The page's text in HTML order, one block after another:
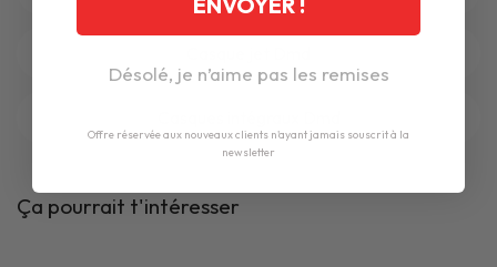
Ça pourrait t'intéresser
Désolé, je n’aime pas les remises
Offre réservée aux nouveaux clients n'ayant jamais souscrit à la
newsletter